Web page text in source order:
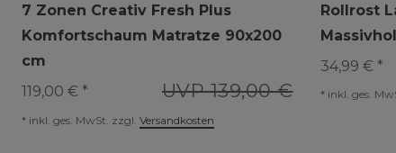
7 Zonen Creativ Fresh Plus
Komfortschaum Matratze 90x200
cm
UVP 139,00 €
119,00 € *
* inkl. ges. MwSt. zzgl. Versandkosten
Rollrost
34,99 € *
* inkl. ges.